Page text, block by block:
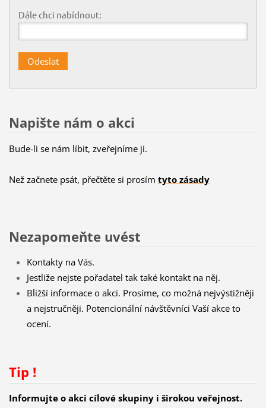
Dále chci nabídnout:
Napište nám o akci
Bude-li se nám líbit, zveřejníme ji.
Než začnete psát, přečtěte si prosím tyto zásady
Nezapomeňte uvést
Kontakty na Vás.
Jestliže nejste pořadatel tak také kontakt na něj.
Bližší informace o akci. Prosíme, co možná nejvýstižněji
a nejstručněji. Potencionální návštěvníci Vaší akce to
ocení.
Tip !
Informujte o akci cílové skupiny i širokou veřejnost.